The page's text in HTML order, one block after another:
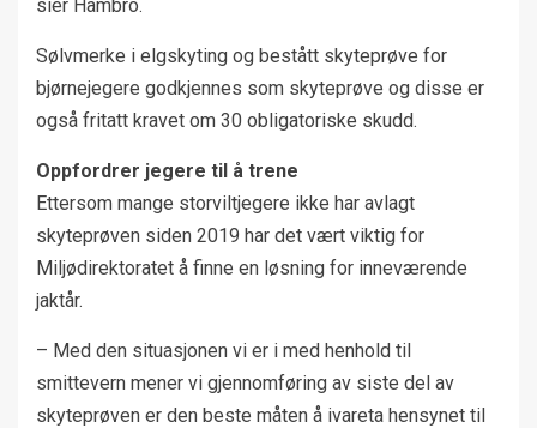
sier Hambro.
Sølvmerke i elgskyting og bestått skyteprøve for
bjørnejegere godkjennes som skyteprøve og disse er
også fritatt kravet om 30 obligatoriske skudd.
Oppfordrer jegere til å trene
Ettersom mange storviltjegere ikke har avlagt
skyteprøven siden 2019 har det vært viktig for
Miljødirektoratet å finne en løsning for inneværende
jaktår.
– Med den situasjonen vi er i med henhold til
smittevern mener vi gjennomføring av siste del av
skyteprøven er den beste måten å ivareta hensynet til